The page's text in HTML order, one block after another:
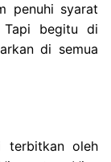
penuhi syarat
Tapi begitu di
di semua
terbitkan oleh